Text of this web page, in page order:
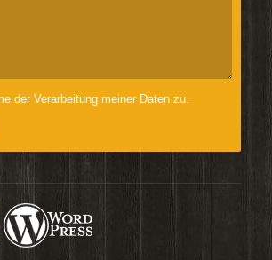
der Verarbeitung meiner Daten zu.